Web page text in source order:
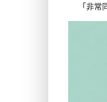
「非常